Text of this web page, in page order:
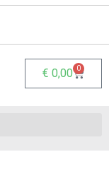
€ 0,00 0